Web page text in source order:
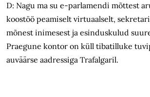
D: Nagu ma su e-parlamendi mõttest
koostöö peamiselt virtuaalselt,
mõnest inimesest ja esinduskulud
Praegune kontor on küll tibatilluke
auväärse aadressiga Trafalgaril.